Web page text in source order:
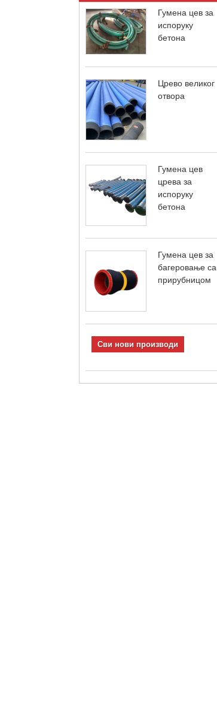
Гумена цев за
испоруку
бетона
Црево великог
отвора
Гумена цев
црева за
испоруку
бетона
Гумена цев за
багеровање са
прирубницом
Сви нови производи